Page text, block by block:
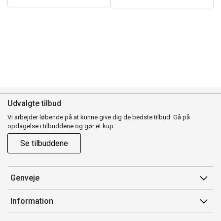
Udvalgte tilbud
Vi arbejder løbende på at kunne give dig de bedste tilbud. Gå på
opdagelse i tilbuddene og gør et kup.
Se tilbuddene
Genveje
Min side
Ordrehistorik
Information